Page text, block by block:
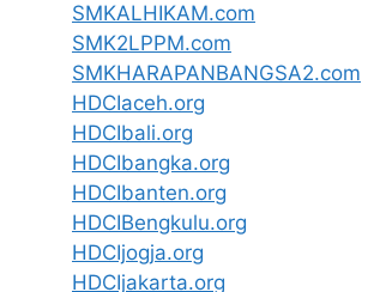
SMKALHIKAM.com
SMK2LPPM.com
SMKHARAPANBANGSA2.com
HDCIaceh.org
HDCIbali.org
HDCIbangka.org
HDCIbanten.org
HDCIBengkulu.org
HDCIjogja.org
HDCIjakarta.org